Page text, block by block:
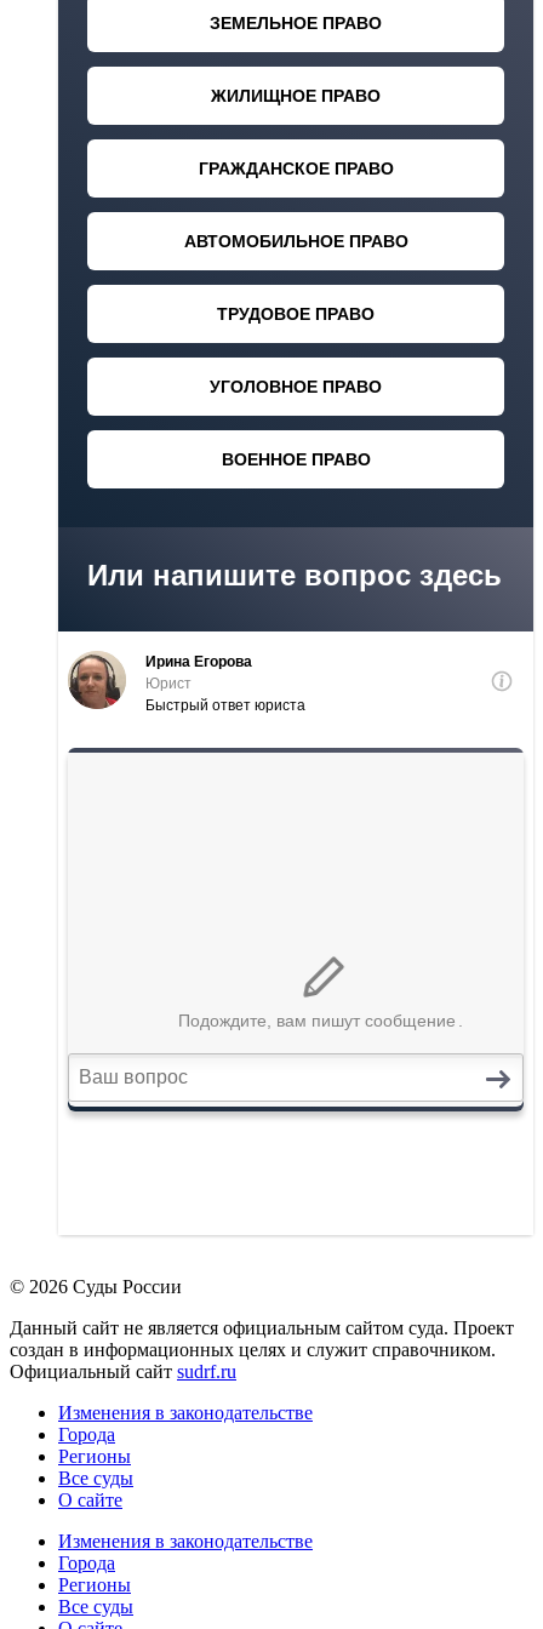
© 2026 Суды России
Данный сайт не является официальным сайтом суда. Проект
создан в информационных целях и служит справочником.
Официальный сайт sudrf.ru
Изменения в законодательстве
Города
Регионы
Все суды
О сайте
Изменения в законодательстве
Города
Регионы
Все суды